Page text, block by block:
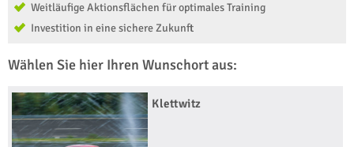
Weitläufige Aktionsflächen für optimales Training
Investition in eine sichere Zukunft
Wählen Sie hier Ihren Wunschort aus:
Klettwitz